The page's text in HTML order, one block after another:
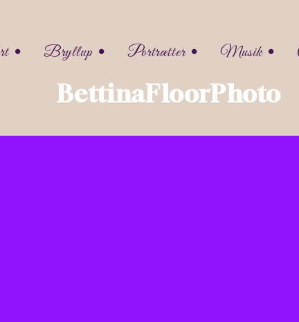
BettinaFloorPhoto
•
Bryllup •
Facebook
Portrætter •
Facebook
Musik •
Facebook